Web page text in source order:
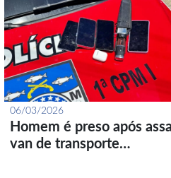
06/03/2026
Homem é preso após
van de transporte…